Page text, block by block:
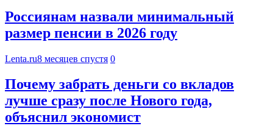
Россиянам назвали минимальный
размер пенсии в 2026 году
Lenta.ru8 месяцев спустя 0
Почему забрать деньги со вкладов
лучше сразу после Нового года,
объяснил экономист